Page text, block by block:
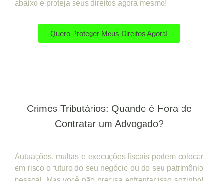
abaixo e proteja seus direitos agora mesmo!
Quero Proteger Meus Direitos Agora!
Crimes Tributários: Quando é Hora de
Contratar um Advogado?
Autuações, multas e execuções fiscais podem colocar
em risco o futuro do seu negócio ou do seu patrimônio